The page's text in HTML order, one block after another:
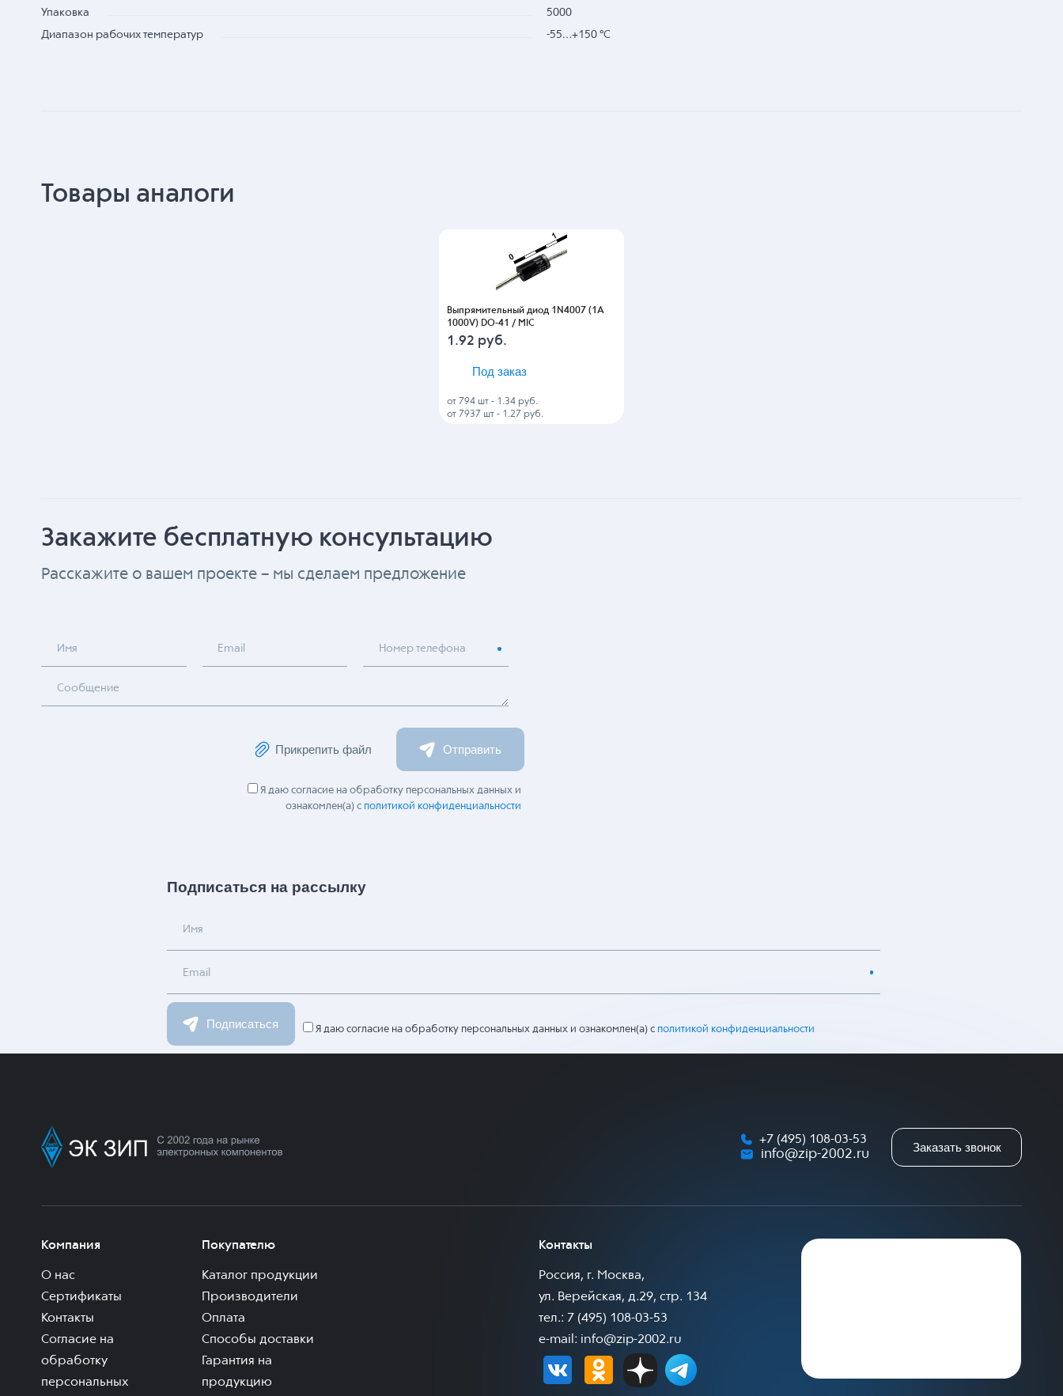
Упаковка 5000
Диапазон рабочих температур -55…+150 °С
Товары аналоги
Выпрямительный диод 1N4007 (1A
1000V) DO-41 / MIC
1.92 руб.
Под заказ
от 794 шт - 1.34 руб.
от 7937 шт - 1.27 руб.
Закажите бесплатную консультацию
Расскажите о вашем проекте – мы сделаем предложение
Имя Email Номер телефона
Сообщение
Прикрепить файл Отправить
Я даю согласие на обработку персональных данных и
ознакомлен(а) с политикой конфиденциальности
Подписаться на рассылку
Имя
Email
Подписаться Я даю согласие на обработку персональных данных и ознакомлен(а) с политикой конфиденциальности
+7 (495) 108-03-53
info@zip-2002.ru
Заказать звонок
Компания
О нас
Сертификаты
Контакты
Согласие на
обработку
персональных
Покупателю
Каталог продукции
Производители
Оплата
Способы доставки
Гарантия на
продукцию
Контакты
Россия, г. Москва,
ул. Верейская, д.29, стр. 134
тел.: 7 (495) 108-03-53
e-mail: info@zip-2002.ru